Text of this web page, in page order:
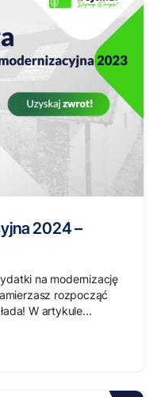
2024 –
na modernizację
rozpocząć
W artykule...